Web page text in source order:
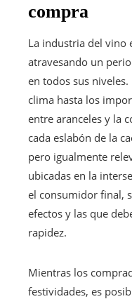
compra
La industria del vino
atravesando un
en todos sus
clima hasta los
entre aranceles y la
cada eslabón de la
pero igualmente
ubicadas en la
el consumidor final,
efectos y las que
rapidez.
Mientras los
festividades, es